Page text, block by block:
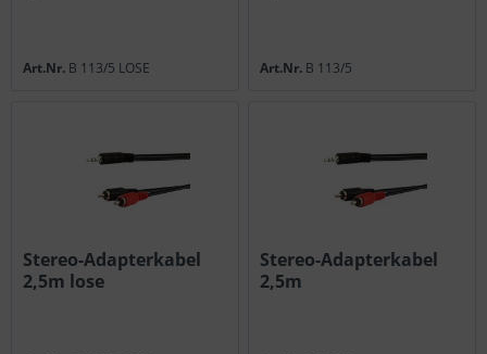
Art.Nr. B 113/5 LOSE Art.Nr. B 113/5
Stereo-Adapterkabel
2,5m lose
Stereo-Adapterkabel
2,5m